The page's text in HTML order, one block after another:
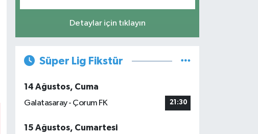
Detaylar için tıklayın
Süper Lig Fikstür
14 Ağustos, Cuma
Galatasaray - Çorum FK
21:30
15 Ağustos, Cumartesi